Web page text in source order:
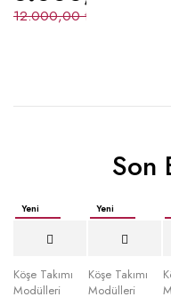
12.000,00₺
Son
Yeni
Köşe Takımı
Modülleri
Yeni
Köşe Takımı
Modülleri